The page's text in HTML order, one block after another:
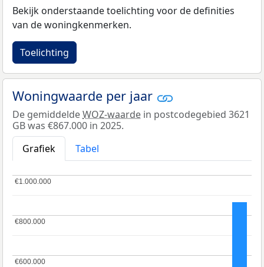
Bekijk onderstaande toelichting voor de definities
van de woningkenmerken.
Toelichting
Woningwaarde per jaar
De gemiddeldeWOZ-waarde in postcodegebied 3621
GB was €867.000 in 2025.
Grafiek
Tabel
€600.000
€600.000
€800.000
€800.000
€1.000.000
€1.000.000